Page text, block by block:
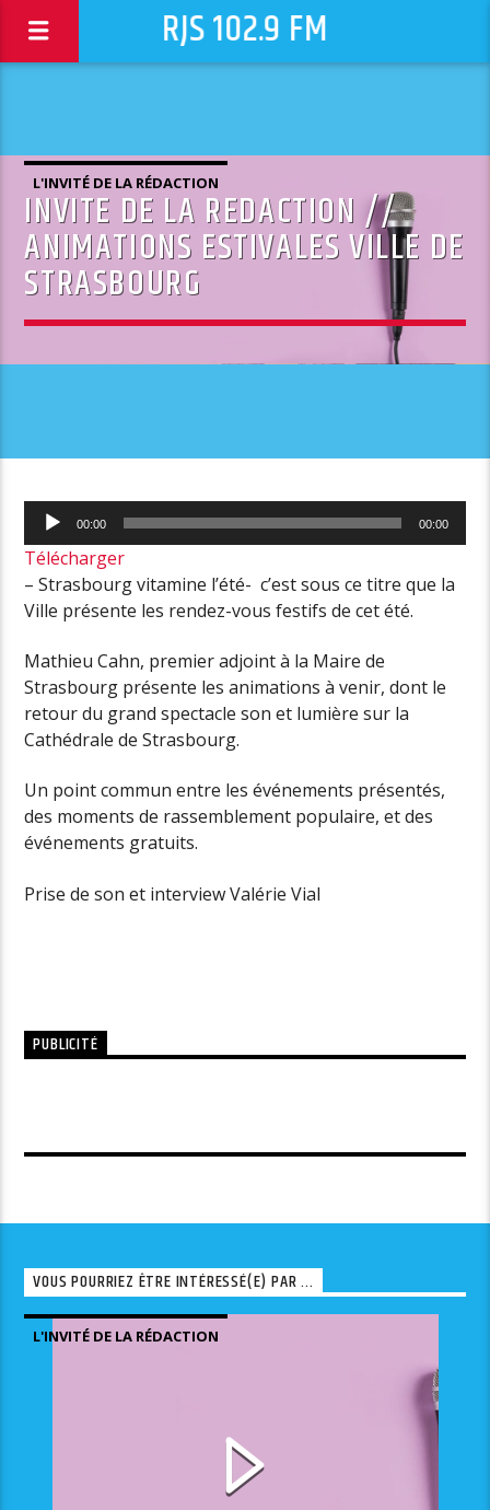
RJS 102.9 FM
L'INVITÉ DE LA RÉDACTION
INVITE DE LA REDACTION //
ANIMATIONS ESTIVALES VILLE DE
STRASBOURG
Lecteur
audio
00:00 00:00
Télécharger
– Strasbourg vitamine l’été- c’est sous ce titre que la
Ville présente les rendez-vous festifs de cet été.
Mathieu Cahn, premier adjoint à la Maire de
Strasbourg présente les animations à venir, dont le
retour du grand spectacle son et lumière sur la
Cathédrale de Strasbourg.
Un point commun entre les événements présentés,
des moments de rassemblement populaire, et des
événements gratuits.
Prise de son et interview Valérie Vial
PUBLICITÉ
VOUS POURRIEZ ÊTRE INTÉRESSÉ(E) PAR ...
L'INVITÉ DE LA RÉDACTION